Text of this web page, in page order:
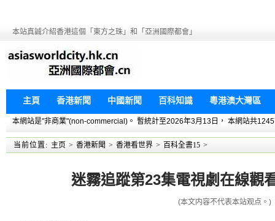
本站真誠介紹香港這個「東方之珠」和「亞洲國際都會」
主頁 香港新聞 中國新聞 百科知識 粵港澳大灣區
本網站是"非商業"(non-commercial)。 暫統計至2026年3月13日， 本網站共
当前位置: 主页 > 香港新聞 > 香港看世界 > 百科全書15 >
迷霧追蹤第23集電視劇在線觀
(本文内容不代表本站观点。)